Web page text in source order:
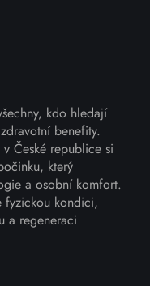
kdo hledají
benefity.
České republice si
který
a osobní komfort.
fyzickou kondici,
a regeneraci